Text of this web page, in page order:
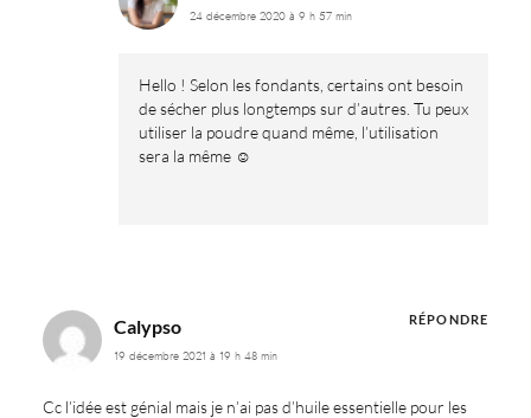
24 décembre 2020 à 9 h 57 min
Hello ! Selon les fondants, certains ont besoin
de sécher plus longtemps sur d’autres. Tu peux
utiliser la poudre quand même, l’utilisation
sera la même ☺️
Calypso
19 décembre 2021 à 19 h 48 min
Cc l’idée est génial mais je n’ai pas d’huile essentielle pour les
RÉPONDRE